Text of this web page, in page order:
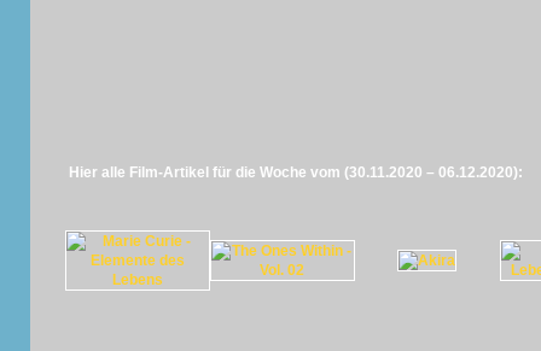
Hier alle Film-Artikel für die Woche vom (30.11.2020 – 06.12.2020):